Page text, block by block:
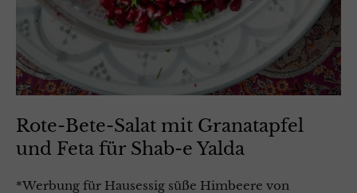
Rote-Bete-Salat mit Granatapfel
und Feta für Shab-e Yalda
*Werbung für Hausessig süße Himbeere von